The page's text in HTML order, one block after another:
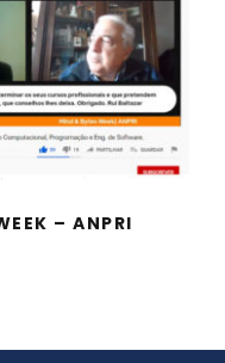
WEEK –
– ANPRI